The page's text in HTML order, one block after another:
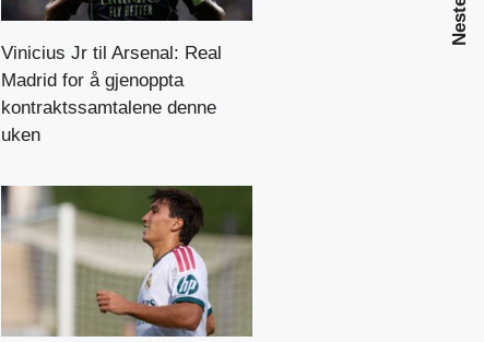
Vinicius Jr til Arsenal: Real
Madrid for å gjenoppta
kontraktssamtalene denne
uken